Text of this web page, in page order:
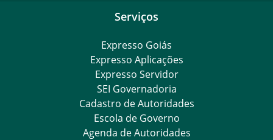
Serviços
Expresso Goiás
Expresso Aplicações
Expresso Servidor
SEI Governadoria
Cadastro de Autoridades
Escola de Governo
Agenda de Autoridades